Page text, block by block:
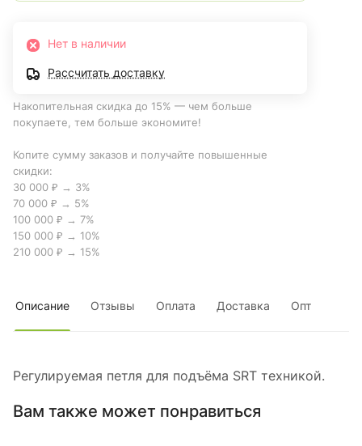
Нет в наличии
Рассчитать доставку
Накопительная скидка до 15% — чем больше
покупаете, тем больше экономите!
Копите сумму заказов и получайте повышенные
скидки:
30 000 ₽ → 3%
70 000 ₽ → 5%
100 000 ₽ → 7%
150 000 ₽ → 10%
210 000 ₽ → 15%
Описание Отзывы Оплата Доставка Опт
Регулируемая петля для подъёма SRT техникой.
Вам также может понравиться